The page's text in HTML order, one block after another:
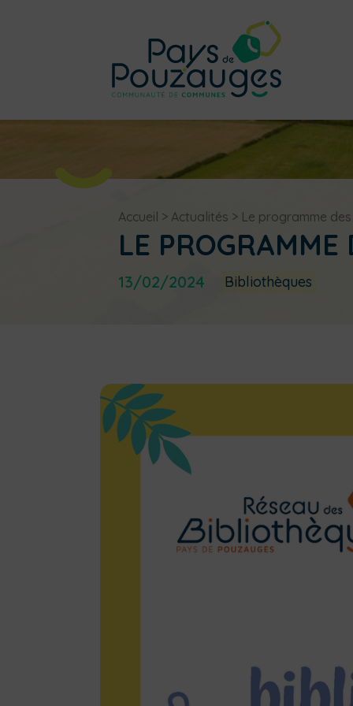
Accueil > Actualités > Le programme
LE
13/02/2024 Bibliothèques